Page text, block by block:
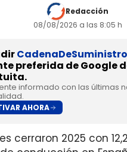
Redacción
08/08/2026 a las 8:05 h
preferida de Google
informado con las últimas
AHORA
cerraron 2025 con